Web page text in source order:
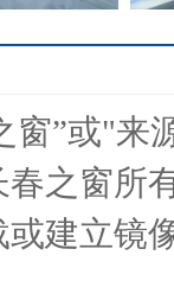
EZ-6
窗”或"
之窗所
建立镜